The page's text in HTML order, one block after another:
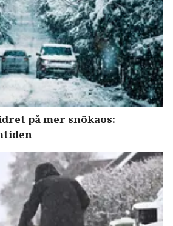
på mer snökaos: